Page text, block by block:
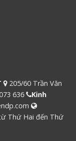
205/60 Trần Văn
636
Kinh
Thứ Hai đến Thứ